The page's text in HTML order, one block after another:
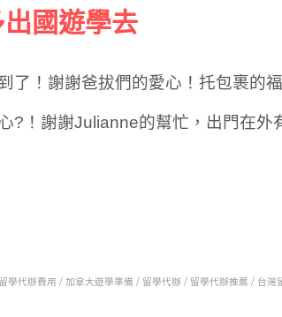
國遊學去
了！謝謝爸拔們的愛心！托包裹的
?！謝謝Julianne的幫忙，出門在
留學代辦費用 / 加拿大遊學準備 / 留學代辦 / 留學代辦推薦 / 台灣